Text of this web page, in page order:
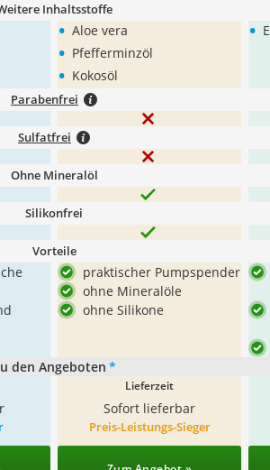
Inhaltsstoffe
• Aloe vera
• Pfefferminzöl
• Kokosöl
•
Parabenfrei
Sulfatfrei
Ohne Mineralöl
Silikonfrei
Vorteile
praktischer Pumpspender
ohne Mineralöle
ohne Silikone
den Angeboten *
Lieferzeit
Sofort lieferbar
Preis-Leistungs-Sieger